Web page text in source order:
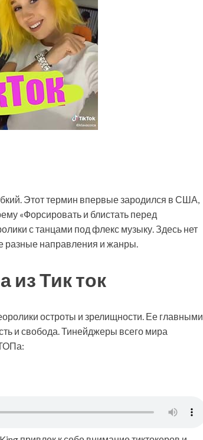
Этот термин впервые зародился в США,
«Форсировать и блистать перед
с танцами под флекс музыку. Здесь нет
разные направления и жанры.
из Тик ток
остроты и зрелищности. Ее главными
и свобода. Тинейджеры всего мира